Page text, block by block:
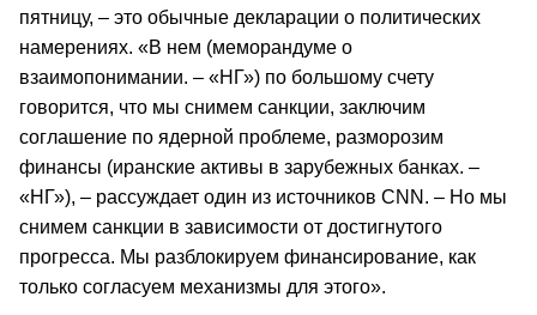
пятницу, – это обычные декларации о политических
намерениях. «В нем (меморандуме о
взаимопонимании. – «НГ») по большому счету
говорится, что мы снимем санкции, заключим
соглашение по ядерной проблеме, разморозим
финансы (иранские активы в зарубежных банках. –
«НГ»), – рассуждает один из источников CNN. – Но мы
снимем санкции в зависимости от достигнутого
прогресса. Мы разблокируем финансирование, как
только согласуем механизмы для этого».